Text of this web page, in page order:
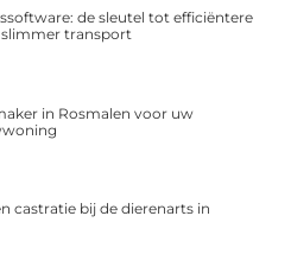
de sleutel tot efficiëntere
slimmer transport
in Rosmalen voor uw
castratie bij de dierenarts in